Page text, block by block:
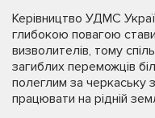
Керівництво УДМС
глибокою повагою
визволителів, тому
загиблих переможців
полеглим за черкаську
працювати на рідній